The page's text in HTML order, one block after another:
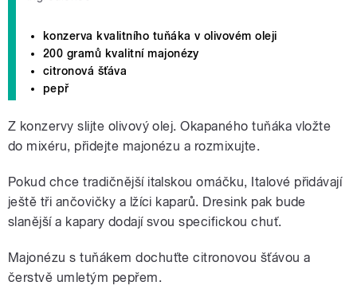
konzerva kvalitního tuňáka v olivovém oleji
200 gramů kvalitní majonézy
citronová šťáva
pepř
Z konzervy slijte olivový olej. Okapaného tuňáka vložte
do mixéru, přidejte majonézu a rozmixujte.
Pokud chce tradičnější italskou omáčku, Italové přidávají
ještě tři ančovičky a lžíci kaparů. Dresink pak bude
slanější a kapary dodají svou specifickou chuť.
Majonézu s tuňákem dochuťte citronovou šťávou a
čerstvě umletým pepřem.